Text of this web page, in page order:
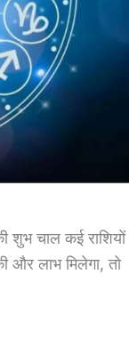
शुभ चाल कई राशियों
और लाभ मिलेगा, तो